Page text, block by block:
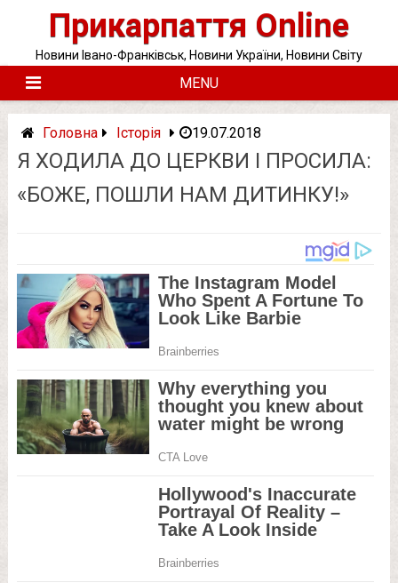
Прикарпаття Online
Новини Івано-Франківськ, Новини України, Новини Світу
MENU
Головна Історія 19.07.2018
Я ХОДИЛА ДО ЦЕРКВИ І ПРОСИЛА:
«БОЖЕ, ПОШЛИ НАМ ДИТИНКУ!»